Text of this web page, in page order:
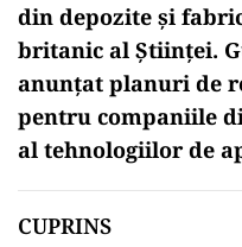
din depozite și
britanic al Științei.
anunțat planuri de
pentru companiile
al tehnologiilor de
CUPRINS